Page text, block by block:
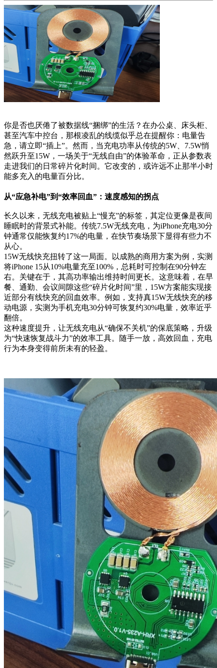
你是否也厌倦了被数据线“捆绑”的生活？在办公桌、床头柜、
甚至汽车中控台，那根凌乱的线缆似乎总在提醒你：电量告
急，请立即“插上”。然而，当充电功率从传统的5W、7.5W悄
然跃升至15W，一场关于“无线自由”的体验革命，正从参数表
走进我们的日常碎片化时间。它改变的，或许远不止那半小时
能多充入的电量百分比。
从“应急补电”到“效率回血”：速度感知的拐点
长久以来，无线充电被贴上“慢充”的标签，其定位更像是夜间
睡眠时的背景式补能。传统7.5W无线充电，为iPhone充电30分
钟通常仅能恢复约17%的电量，在快节奏场景下显得有些力不
从心。
15W无线快充扭转了这一局面。以成熟的商用方案为例，实测
将iPhone 15从10%电量充至100%，总耗时可控制在90分钟左
右。关键在于，其高功率输出维持时间更长。这意味着，在早
餐、通勤、会议间隙这些“碎片化时间”里，15W方案能实现接
近部分有线快充的回血效率。例如，支持真15W无线快充的移
动电源，实测为手机充电30分钟可恢复约30%电量，效率近乎
翻倍。
这种速度提升，让无线充电从“确保不关机”的保底策略，升级
为“快速恢复战斗力”的效率工具。随手一放，高效回血，充电
行为本身变得前所未有的轻盈。